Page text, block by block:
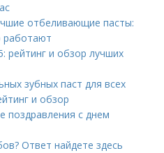
отбеливающие пасты:
работают
рейтинг и обзор лучших
зубных паст для всех
и обзор
поздравления с днем
Ответ найдете здесь